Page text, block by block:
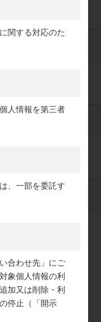
関する対応のた
人情報を第三者
、一部を委託す
合わせ先」にご
象個人情報の利
加又は削除・利
停止（「開示